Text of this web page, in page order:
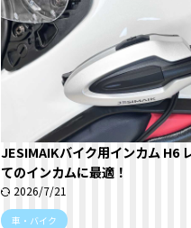
JESIMAIKバイク用インカム H6
てのインカムに最適！
2026/7/21
車・バイク